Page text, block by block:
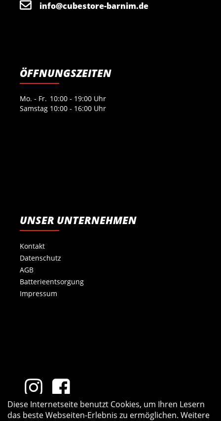
info@cubestore-barnim.de
ÖFFNUNGSZEITEN
Mo. - Fr. 10:00 - 19:00 Uhr
Samstag 10:00 - 16:00 Uhr
UNSER UNTERNEHMEN
Kontakt
Datenschutz
AGB
Batterieentsorgung
Impressum
Diese Internetseite benutzt Cookies, um Ihren Lesern
das beste Webseiten-Erlebnis zu ermöglichen. Weitere